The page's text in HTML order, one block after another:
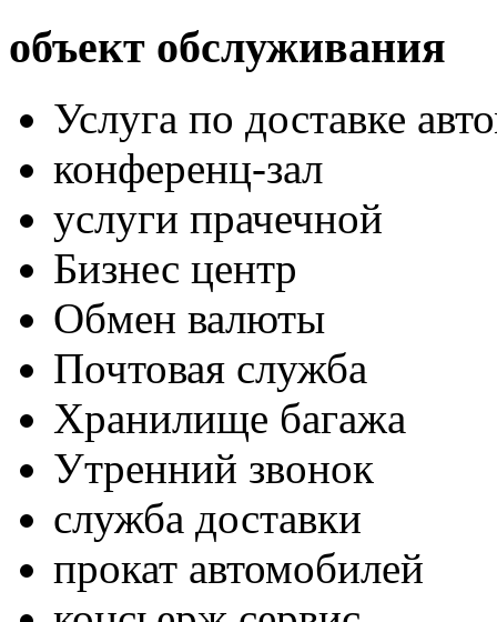
объект обслуживания
Услуга по доставке
конференц-зал
услуги прачечной
Бизнес центр
Обмен валюты
Почтовая служба
Хранилище багажа
Утренний звонок
служба доставки
прокат автомобилей